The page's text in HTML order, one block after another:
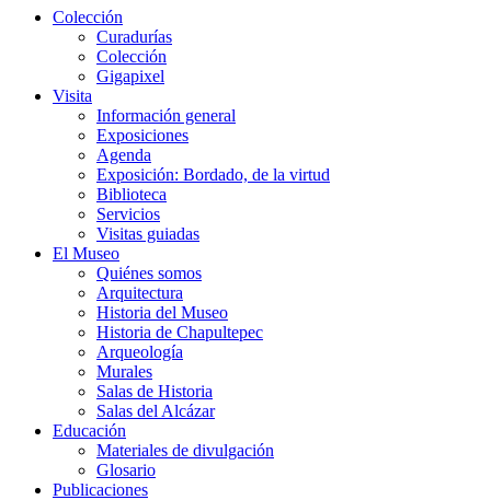
Colección
Curadurías
Colección
Gigapixel
Visita
Información general
Exposiciones
Agenda
Exposición: Bordado, de la virtud
Biblioteca
Servicios
Visitas guiadas
El Museo
Quiénes somos
Arquitectura
Historia del Museo
Historia de Chapultepec
Arqueología
Murales
Salas de Historia
Salas del Alcázar
Educación
Materiales de divulgación
Glosario
Publicaciones